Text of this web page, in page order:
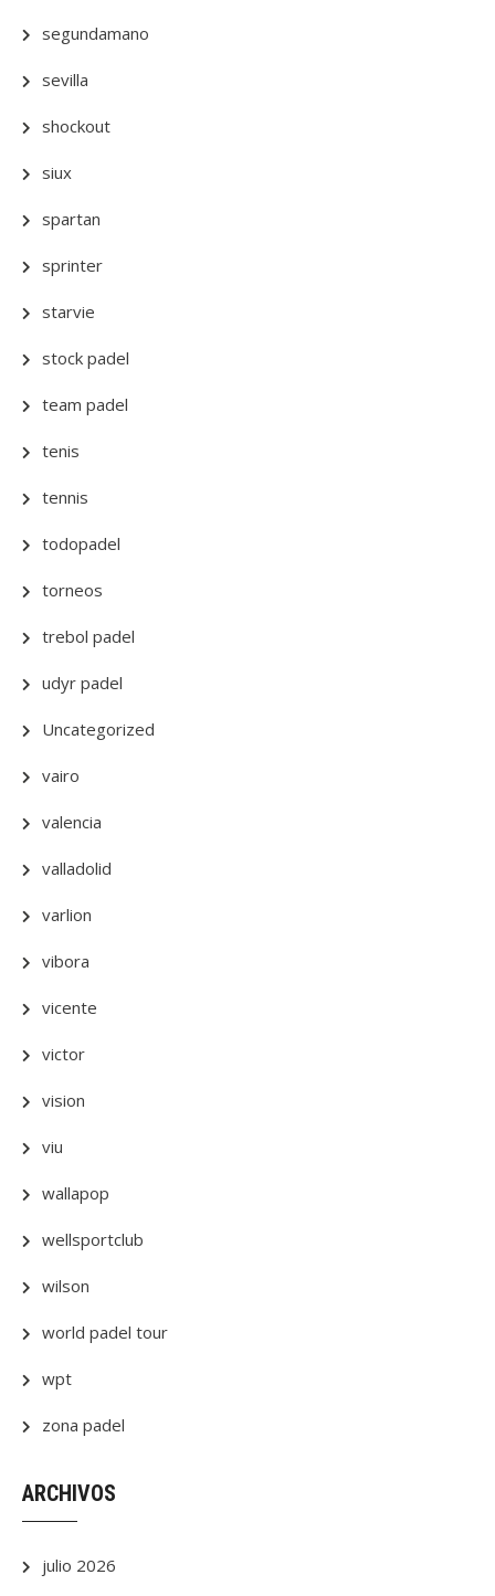
segundamano
sevilla
shockout
siux
spartan
sprinter
starvie
stock padel
team padel
tenis
tennis
todopadel
torneos
trebol padel
udyr padel
Uncategorized
vairo
valencia
valladolid
varlion
vibora
vicente
victor
vision
viu
wallapop
wellsportclub
wilson
world padel tour
wpt
zona padel
ARCHIVOS
julio 2026